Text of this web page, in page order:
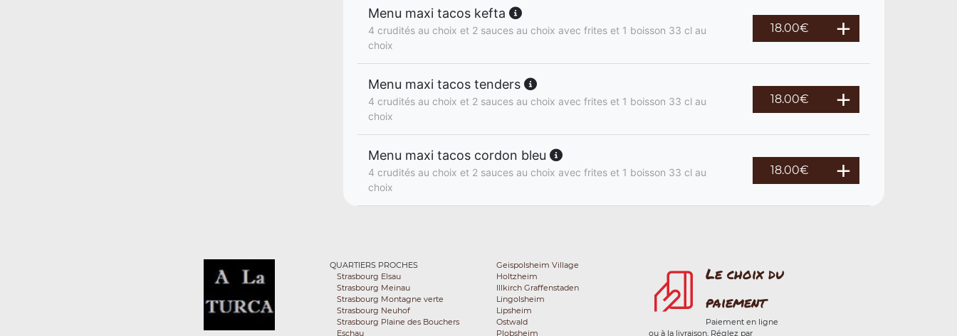
Menu maxi tacos kefta
4 crudités au choix et 2 sauces au choix avec frites et 1 boisson 33 cl au
choix
18.00€
Menu maxi tacos tenders
4 crudités au choix et 2 sauces au choix avec frites et 1 boisson 33 cl au
choix
18.00€
Menu maxi tacos cordon bleu
4 crudités au choix et 2 sauces au choix avec frites et 1 boisson 33 cl au
choix
18.00€
QUARTIERS PROCHES
Strasbourg Elsau
Strasbourg Meinau
Strasbourg Montagne verte
Strasbourg Neuhof
Strasbourg Plaine des Bouchers
Eschau
Geispolsheim Village
Holtzheim
Illkirch Graffenstaden
Lingolsheim
Lipsheim
Ostwald
Plobsheim
Le choix du
paiement
Paiement en ligne
ou à la livraison. Réglez par